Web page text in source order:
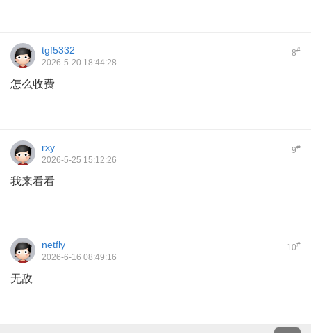
8#
tgf5332
2026-5-20 18:44:28
怎么收费
9#
rxy
2026-5-25 15:12:26
我来看看
10#
netfly
2026-6-16 08:49:16
无敌